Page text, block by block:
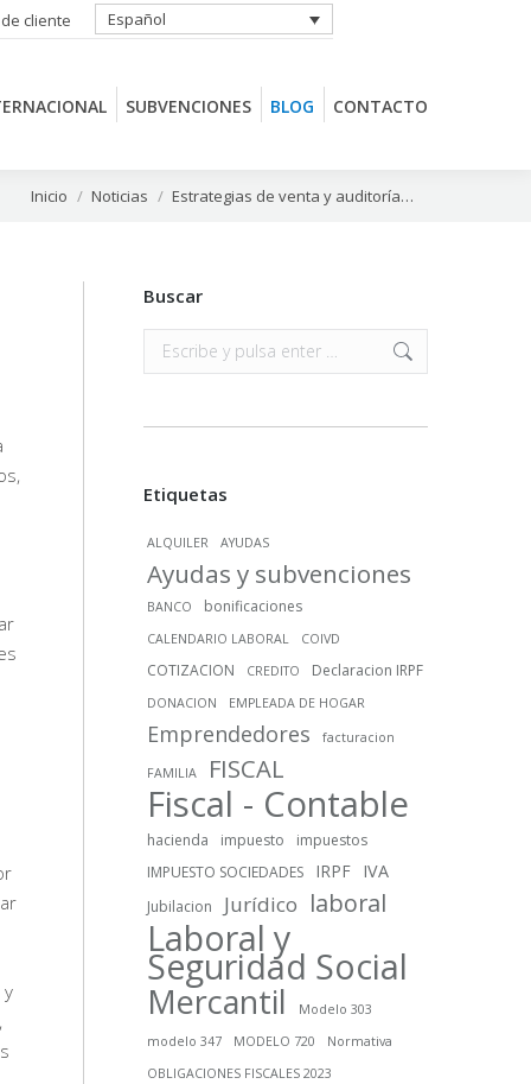
cliente Español
SUBVENCIONES BLOG CONTACTO
Estás aquí:
Inicio Noticias Estrategias de venta y auditoría…
y
Buscar
Buscar:
Etiquetas
ALQUILER AYUDAS
Ayudas y subvenciones
BANCO bonificaciones
CALENDARIO LABORAL COIVD
COTIZACION CREDITO Declaracion IRPF
DONACION EMPLEADA DE HOGAR
Emprendedores facturacion
FAMILIA FISCAL
Fiscal - Contable
hacienda impuesto
impuestos
IMPUESTO SOCIEDADES
IRPF IVA
Jubilacion Jurídico laboral
Laboral y
Seguridad Social
Mercantil
Modelo 303
modelo 347
MODELO 720
Normativa
OBLIGACIONES FISCALES 2023